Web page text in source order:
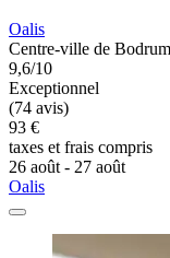
Oalis
Centre-ville de
9,6/10
Exceptionnel
(74 avis)
93 €
taxes et frais compris
26 août - 27 août
Oalis